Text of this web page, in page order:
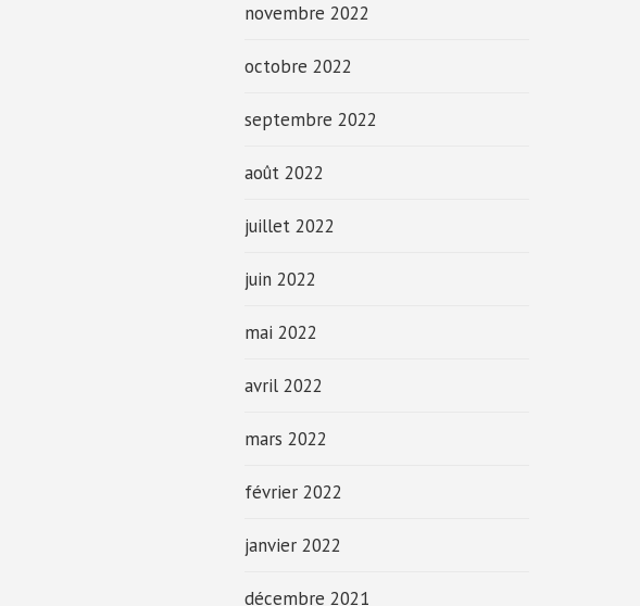
novembre 2022
octobre 2022
septembre 2022
août 2022
juillet 2022
juin 2022
mai 2022
avril 2022
mars 2022
février 2022
janvier 2022
décembre 2021